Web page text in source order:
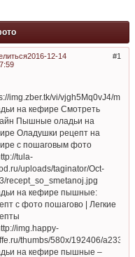
1
2016-12-14
на кефире Смотреть
Пышные оладьи на
Оладушки рецепт на
с пошаговым фото
на кефире пышные:
с фото пошагово | Легкие
на кефире пышные –